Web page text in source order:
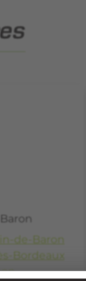
de-Baron
Bordeaux